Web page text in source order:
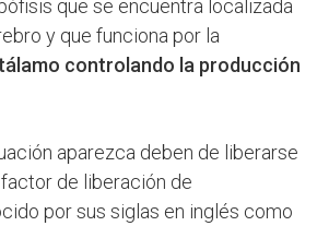
que se encuentra localizada
y que funciona por la
controlando la producción
aparezca deben de liberarse
de liberación de
por sus siglas en inglés como